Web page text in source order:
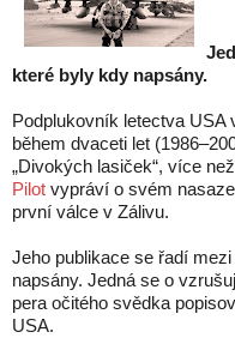
které byly kdy napsány.
Podplukovník letectva USA
během dvaceti let
„Divokých lasiček“, více
Pilot vypráví o svém
první válce v Zálivu.
Jeho publikace se řadí
napsány. Jedná se o
pera očitého svědka
USA.